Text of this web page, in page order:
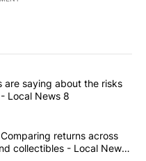
articles in the last
advisors are saying
are saying about the risks
Local News 8
Comparing
returns across
collectibles - Local News